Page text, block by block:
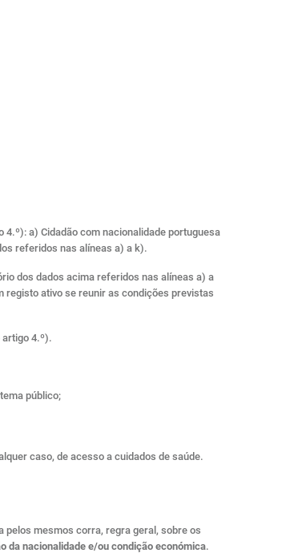
a) Cidadão com nacionalidade portuguesa
referidos nas alíneas a) a k).
dos dados acima referidos nas alíneas a) a
registo ativo se reunir as condições previstas
4.º).
público;
caso, de acesso a cuidados de saúde.
pelos mesmos corra, regra geral, sobre os
da nacionalidade e/ou condição económica.